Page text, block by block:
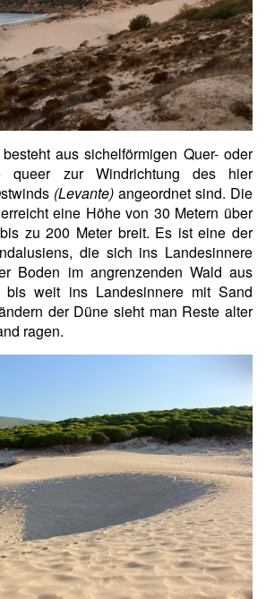
aus sichelförmigen Quer- oder
queer zur Windrichtung des hier
(Levante) angeordnet sind. Die
erreicht eine Höhe von 30 Metern über
zu 200 Meter breit. Es ist eine der
die sich ins Landesinnere
Boden im angrenzenden Wald aus
bis weit ins Landesinnere mit Sand
der Düne sieht man Reste alter
ragen.